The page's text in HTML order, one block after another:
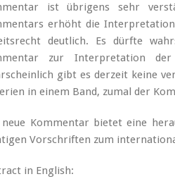
ist übrigens sehr
erhöht die
deutlich. Es dürfte
zur Interpretation
gibt es derzeit keine
in einem Band, zumal der
Kommentar bietet eine
Vorschriften zum
in English: